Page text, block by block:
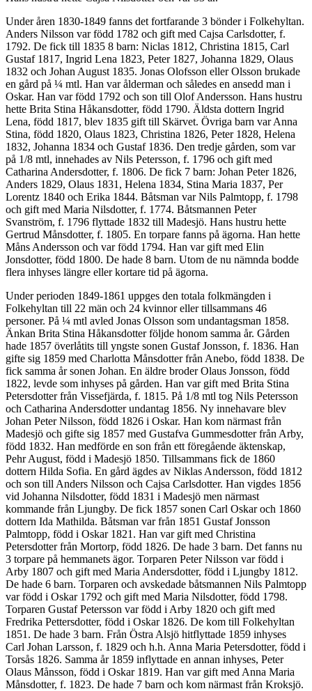
Under åren 1830-1849 fanns det fortfarande 3 bönder i Folkehyltan.
Anders Nilsson var född 1782 och gift med Cajsa Carlsdotter, f.
1792. De fick till 1835 8 barn: Niclas 1812, Christina 1815, Carl
Gustaf 1817, Ingrid Lena 1823, Peter 1827, Johanna 1829, Olaus
1832 och Johan August 1835. Jonas Olofsson eller Olsson brukade
en gård på ¼ mtl. Han var ålderman och således en ansedd man i
Oskar. Han var född 1792 och son till Olof Andersson. Hans hustru
hette Brita Stina Håkansdotter, född 1790. Äldsta dottern Ingrid
Lena, född 1817, blev 1835 gift till Skärvet. Övriga barn var Anna
Stina, född 1820, Olaus 1823, Christina 1826, Peter 1828, Helena
1832, Johanna 1834 och Gustaf 1836. Den tredje gården, som var
på 1/8 mtl, innehades av Nils Petersson, f. 1796 och gift med
Catharina Andersdotter, f. 1806. De fick 7 barn: Johan Peter 1826,
Anders 1829, Olaus 1831, Helena 1834, Stina Maria 1837, Per
Lorentz 1840 och Erika 1844. Båtsman var Nils Palmtopp, f. 1798
och gift med Maria Nilsdotter, f. 1774. Båtsmannen Peter
Svanström, f. 1796 flyttade 1832 till Madesjö. Hans hustru hette
Gertrud Månsdotter, f. 1805. En torpare fanns på ägorna. Han hette
Måns Andersson och var född 1794. Han var gift med Elin
Jonsdotter, född 1800. De hade 8 barn. Utom de nu nämnda bodde
flera inhyses längre eller kortare tid på ägorna.
Under perioden 1849-1861 uppges den totala folkmängden i
Folkehyltan till 22 män och 24 kvinnor eller tillsammans 46
personer. På ¼ mtl avled Jonas Olsson som undantagsman 1858.
Änkan Brita Stina Håkansdotter följde honom samma år. Gården
hade 1857 överlåtits till yngste sonen Gustaf Jonsson, f. 1836. Han
gifte sig 1859 med Charlotta Månsdotter från Anebo, född 1838. De
fick samma år sonen Johan. En äldre broder Olaus Jonsson, född
1822, levde som inhyses på gården. Han var gift med Brita Stina
Petersdotter från Vissefjärda, f. 1815. På 1/8 mtl tog Nils Petersson
och Catharina Andersdotter undantag 1856. Ny innehavare blev
Johan Peter Nilsson, född 1826 i Oskar. Han kom närmast från
Madesjö och gifte sig 1857 med Gustafva Gummesdotter från Arby,
född 1832. Han medförde en son från ett föregående äktenskap,
Pehr August, född i Madesjö 1850. Tillsammans fick de 1860
dottern Hilda Sofia. En gård ägdes av Niklas Andersson, född 1812
och son till Anders Nilsson och Cajsa Carlsdotter. Han vigdes 1856
vid Johanna Nilsdotter, född 1831 i Madesjö men närmast
kommande från Ljungby. De fick 1857 sonen Carl Oskar och 1860
dottern Ida Mathilda. Båtsman var från 1851 Gustaf Jonsson
Palmtopp, född i Oskar 1821. Han var gift med Christina
Petersdotter från Mortorp, född 1826. De hade 3 barn. Det fanns nu
3 torpare på hemmanets ägor. Torparen Peter Nilsson var född i
Arby 1807 och gift med Maria Andersdotter, född i Ljungby 1812.
De hade 6 barn. Torparen och avskedade båtsmannen Nils Palmtopp
var född i Oskar 1792 och gift med Maria Nilsdotter, född 1798.
Torparen Gustaf Petersson var född i Arby 1820 och gift med
Fredrika Pettersdotter, född i Oskar 1826. De kom till Folkehyltan
1851. De hade 3 barn. Från Östra Alsjö hitflyttade 1859 inhyses
Carl Johan Larsson, f. 1829 och h.h. Anna Maria Petersdotter, född i
Torsås 1826. Samma år 1859 inflyttade en annan inhyses, Peter
Olaus Månsson, född i Oskar 1819. Han var gift med Anna Maria
Månsdotter, f. 1823. De hade 7 barn och kom närmast från Kroksjö.